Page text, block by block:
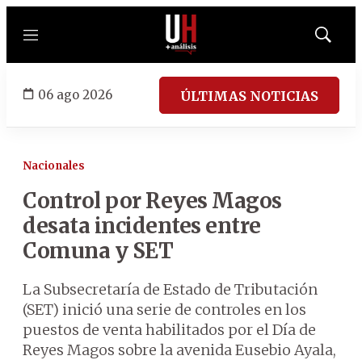
Menú
Mostrar
06 ago 2026 ÚLTIMAS NOTICIAS
Nacionales
Control por Reyes Magos
desata incidentes entre
Comuna y SET
La Subsecretaría de Estado de Tributación
(SET) inició una serie de controles en los
puestos de venta habilitados por el Día de
Reyes Magos sobre la avenida Eusebio Ayala,